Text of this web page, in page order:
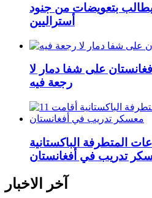
يطالب بتعويضات من جنود
أستراليين
على شفا دمار لا
رجعة فيه
المتطرفة الباكستانية
آخر الاخبار